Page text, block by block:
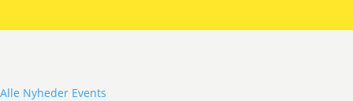
Alle Nyheder Events